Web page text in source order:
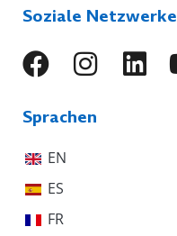
Soziale Netzwerke
Sprachen
EN
ES
FR